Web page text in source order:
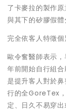
了卡麥拉的製作
與其下的矽膠假體
完全依客人特徵
歐令奮醫師表示
年前開始自行組
是提升客人對於
行的全GoreTex
定、日久不易穿